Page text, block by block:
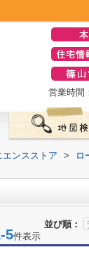
営業時間
ンスストア > ロ
並び順：
件表示